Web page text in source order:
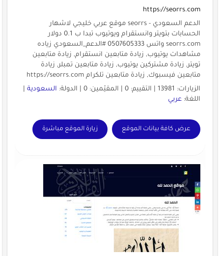
https://seorrs.com
الدعم السعودي - seorrs موقع عربي خليجي لاشهار
الحسابات بتويتر وانستقرام ويوتيوب تبدا ب 0.1 دولار
seorrs.com واتس 0507605333 #الدعم_السعودي زياده
مشاهدات يوتيوب, زيادة متابعين انستقرام, زيادة متابعين
تويتر, زيادة مشتركين يوتيوب, زيادة متابعين تمبلر, زيادة
متابعين فيسبوك, زيادة متابعين تلكرام https://seorrs.com
الزيارات: 13981 | التقييم: 0 | المقيّمين: 0 | الدولة:
السعودية|
اللغة: عربي
عرض كافة بيانات الموقع زيارة الموقع مباشرة